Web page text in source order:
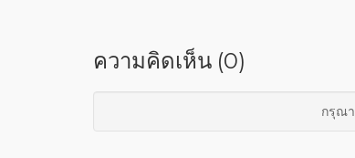
ความคิดเห็น (0)
กรุณา